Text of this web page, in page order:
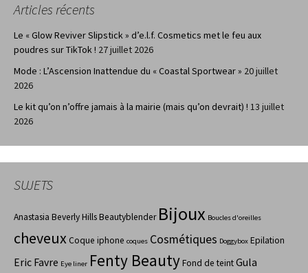
Articles récents
Le « Glow Reviver Slipstick » d’e.l.f. Cosmetics met le feu aux
poudres sur TikTok ! 27 juillet 2026
Mode : L’Ascension Inattendue du « Coastal Sportwear » 20 juillet
2026
Le kit qu’on n’offre jamais à la mairie (mais qu’on devrait) ! 13 juillet
2026
SUJETS
Anastasia Beverly HillsBeautyblender Bijoux Boucles d'oreilles
cheveuxCoque iphone coques Cosmétiques Doggybox Epilation
Eric Favre Eye liner Fenty BeautyFond de teintGula